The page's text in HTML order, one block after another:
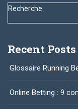
Recherche
Recent Posts
Glossaire Running
Online Betting : 9